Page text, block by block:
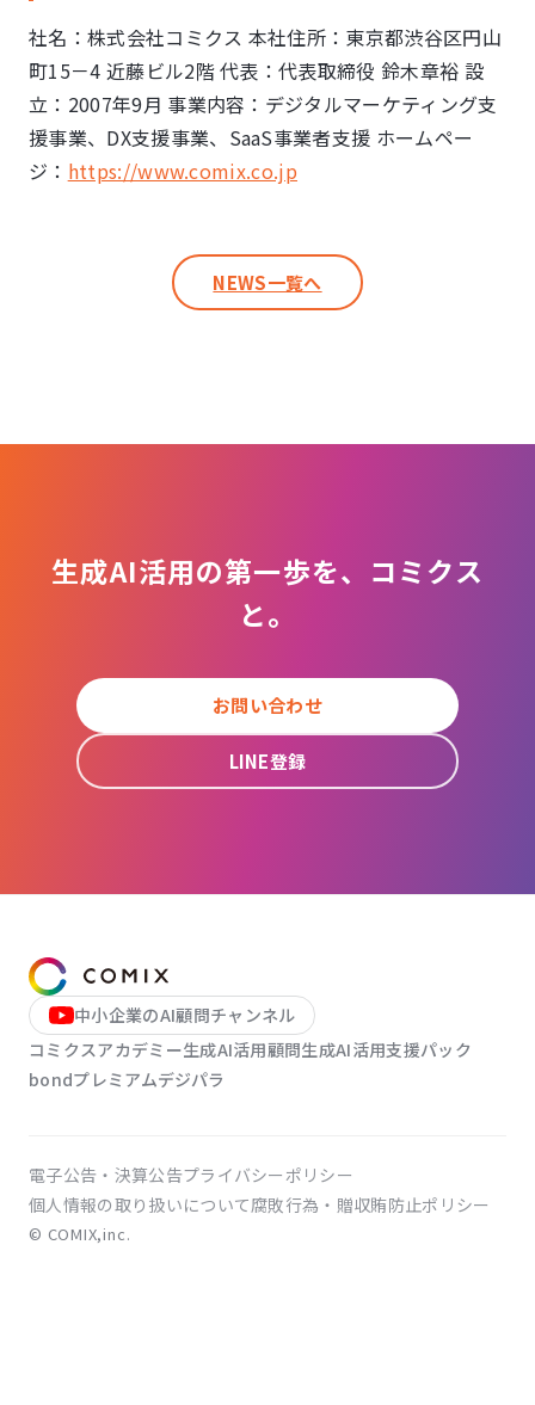
社名：株式会社コミクス 本社住所：東京都渋⾕区円⼭
町15－4 近藤ビル2階 代表：代表取締役 鈴⽊章裕 設
⽴：2007年9⽉ 事業内容：デジタルマーケティング⽀
援事業、DX⽀援事業、SaaS事業者⽀援 ホームペー
ジ： https://www.comix.co.jp
NEWS一覧へ
生成AI活用の第一歩を、コミクス
と。
お問い合わせ
LINE登録
中小企業のAI顧問チャンネル
コミクスアカデミー生成AI活用顧問生成AI活用支援パック
bondプレミアムデジパラ
電子公告・決算公告プライバシーポリシー
個人情報の取り扱いについて腐敗行為・贈収賄防止ポリシー
© COMIX,inc.